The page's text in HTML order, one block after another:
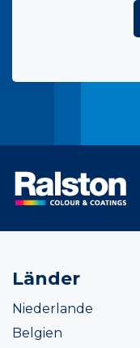
Länder
Niederlande
Belgien